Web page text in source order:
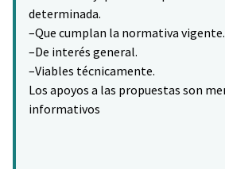
determinada.
–Que cumplan la normativa vigente.
–De interés general.
–Viables técnicamente.
Los apoyos a las propuestas son
informativos